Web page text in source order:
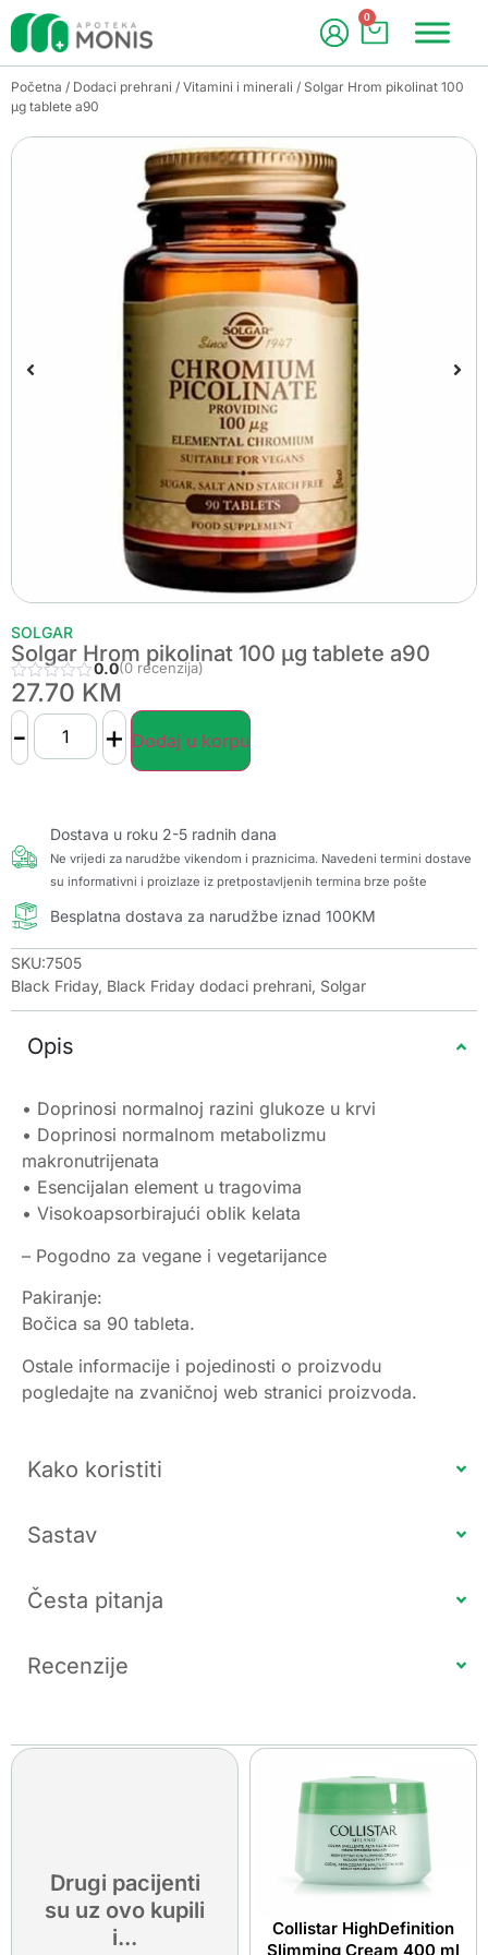
0
Početna / Dodaci prehrani / Vitamini i minerali / Solgar Hrom pikolinat 100
µg tablete a90
SOLGAR
Solgar Hrom pikolinat 100 µg tablete a90
0.0(0 recenzija)
27.70 KM
- + Dodaj u korpu
Dostava u roku 2-5 radnih dana
Ne vrijedi za narudžbe vikendom i praznicima. Navedeni termini dostave
su informativni i proizlaze iz pretpostavljenih termina brze pošte
Besplatna dostava za narudžbe iznad 100KM
SKU:7505
Black Friday, Black Friday dodaci prehrani, Solgar
Opis
• Doprinosi normalnoj razini glukoze u krvi
• Doprinosi normalnom metabolizmu
makronutrijenata
• Esencijalan element u tragovima
• Visokoapsorbirajući oblik kelata
– Pogodno za vegane i vegetarijance
Pakiranje:
Bočica sa 90 tableta.
Ostale informacije i pojedinosti o proizvodu
pogledajte na zvaničnoj web stranici proizvoda.
Kako koristiti
Sastav
Česta pitanja
Recenzije
Drugi pacijenti
su uz ovo kupili
i...
Collistar HighDefinition
Slimming Cream 400 ml